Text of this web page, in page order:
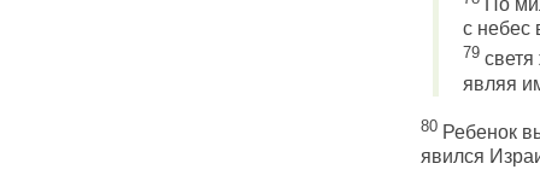
По
с небес
79светя
являя
80Ребенок
явился